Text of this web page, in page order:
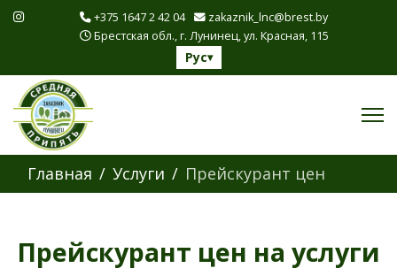
+375 1647 2 42 04
zakaznik_lnc@brest.by
Брестская обл., г. Лунинец, ул. Красная, 115
Рус▾
Главная Услуги Прейскурант цен
Прейскурант цен на услуги